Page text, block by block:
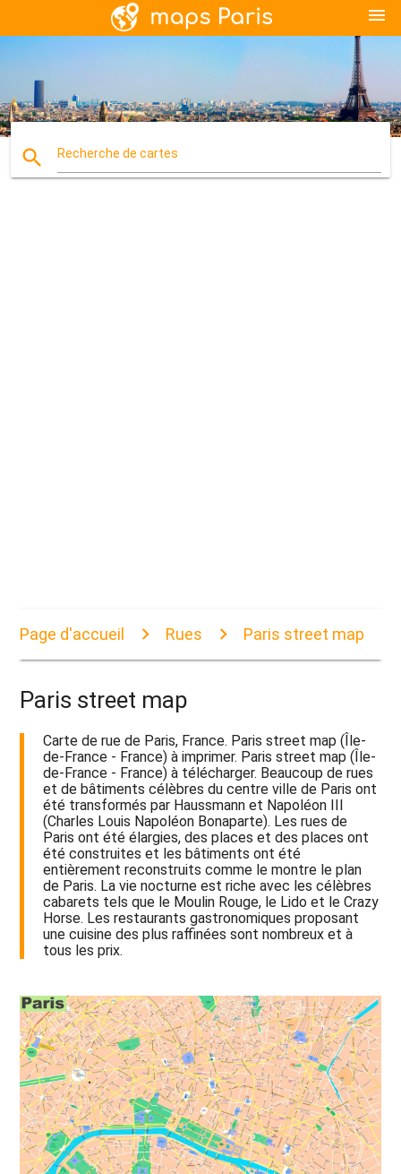
menu
search Recherche de cartes
Page d'accueil Rues Paris street map
Paris street map
Carte de rue de Paris, France. Paris street map (Île-
de-France - France) à imprimer. Paris street map (Île-
de-France - France) à télécharger. Beaucoup de rues
et de bâtiments célèbres du centre ville de Paris ont
été transformés par Haussmann et Napoléon III
(Charles Louis Napoléon Bonaparte). Les rues de
Paris ont été élargies, des places et des places ont
été construites et les bâtiments ont été
entièrement reconstruits comme le montre le plan
de Paris. La vie nocturne est riche avec les célèbres
cabarets tels que le Moulin Rouge, le Lido et le Crazy
Horse. Les restaurants gastronomiques proposant
une cuisine des plus raffinées sont nombreux et à
tous les prix.